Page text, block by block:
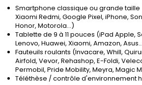
Smartphone classique ou grande taille
Xiaomi Redmi, Google Pixel, iPhone,
Honor, Motorola...)
Tablette de 9 à 11 pouces (iPad Apple,
Lenovo, Huawei, Xiaomi, Amazon,
Fauteuils roulants (Invacare, Whill,
Airfold, Vevor, Rehashop, E-Foldi,
Permobil, Pride Mobility, Meyra, Magic
Téléthèse / contrôle d'environnement